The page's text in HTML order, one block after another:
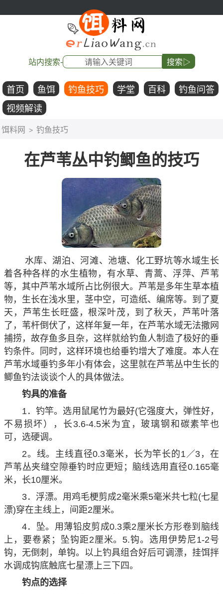
站内搜索- 搜索▷
首页 鱼饵 钓鱼技巧 学堂 百科
钓鱼问答
视频解读
饵料网 > 钓鱼技巧
在芦苇丛中钓鲫鱼的技巧
水库、湖泊、河滩、池塘、化工野坑等水域生长
着各种各样的水生植物，有水草、青蒿、浮萍、芦苇
等，其中芦苇水域所占比例很大。芦苇是多年生草本植
物，生长在浅水里，茎中空，可造纸、编席等。到了夏
天，芦苇生长旺盛，根深叶茂，到了秋天，芦苇叶落
了，苇杆倒伏了，这样年复一年，在芦苇水域无法撒网
捕捞，故存鱼多且杂，这样就给钓鱼人制造了极好的垂
钓条件。同时，这样环境也给垂钓增大了难度。本人在
芦苇水域垂钓多年小有体会，这里就在芦苇丛中生长的
鲫鱼钓法谈谈个人的具体做法。
钓具的准备
1．钓竿。选用鼠尾竹为最好(它强度大，弹性好，
不易损坏），长3.6-4.5米为宜，玻璃钢和碳素竿也
可，选硬调。
2。线。主线直径0.3毫米，长为竿长的1／3，在
芦苇丛夹缝空隙垂钓时应更短；脑线选用直径0.165毫
米，长10厘米。
3．浮漂。用鸡毛梗剪成2毫米乘5毫米共七粒(七星
漂)穿在主线上，间距2厘米。
4．坠。用薄铅皮剪成0.3乘2厘米长方形卷到脑线
上，要卷紧；坠钩距2厘米。5.钩。选用伊势尼1-2号
钩，无倒刺，单钩。以上钓具组合好后可调漂，挂饵拌
水调成钩底触底七星漂上三下四。
钓点的选择